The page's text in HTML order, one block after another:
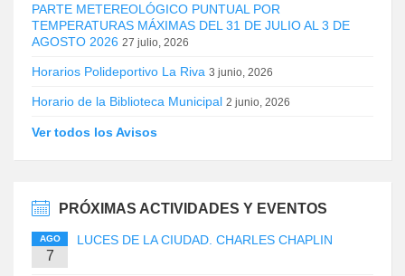
PARTE METEREOLÓGICO PUNTUAL POR
TEMPERATURAS MÁXIMAS DEL 31 DE JULIO AL 3 DE
AGOSTO 2026 27 julio, 2026
Horarios Polideportivo La Riva 3 junio, 2026
Horario de la Biblioteca Municipal 2 junio, 2026
Ver todos los Avisos
PRÓXIMAS ACTIVIDADES Y EVENTOS
AGO
7
LUCES DE LA CIUDAD. CHARLES CHAPLIN